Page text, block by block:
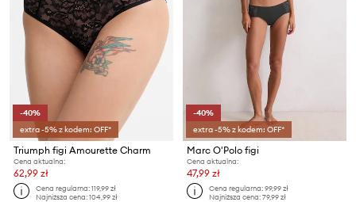
-40%
extra -5% z kodem: OFF*
Triumph figi Amourette Charm
Cena aktualna:
62,99 zł
Cena regularna:119,99 zł
Najniższa cena:104,99 zł
-40%
extra -5% z kodem: OFF*
Marc O'Polo figi
Cena aktualna:
47,99 zł
Cena regularna:99,99 zł
Najniższa cena:79,99 zł